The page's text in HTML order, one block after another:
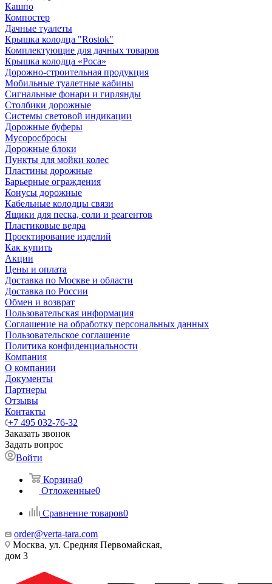
Кашпо
Компостер
Дачные туалеты
Крышка колодца "Rostok"
Комплектующие для дачных товаров
Крышка колодца «Роса»
Дорожно-строительная продукция
Мобильные туалетные кабины
Сигнальные фонари и гирлянды
Столбики дорожные
Системы световой индикации
Дорожные буферы
Мусоросбросы
Дорожные блоки
Пункты для мойки колес
Пластины дорожные
Барьерные ограждения
Конусы дорожные
Кабельные колодцы связи
Ящики для песка, соли и реагентов
Пластиковые ведра
Проектирование изделий
Как купить
Акции
Цены и оплата
Доставка по Москве и области
Доставка по России
Обмен и возврат
Пользовательская информация
Соглашение на обработку персональных данных
Пользовательское соглашение
Политика конфиденциальности
Компания
О компании
Документы
Партнеры
Отзывы
Контакты
+7 495 032-76-32
Заказать звонок
Задать вопрос
Войти
Корзина0
Отложенные0
Сравнение товаров0
order@verta-tara.com
Москва, ул. Средняя Первомайская,
дом 3